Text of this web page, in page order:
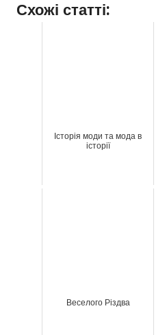
Схожі статті:
Історія моди та мода в
історії
Веселого Різдва